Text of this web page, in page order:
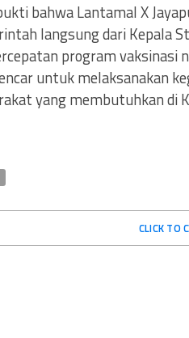
bahwa Lantamal X
langsung dari Kepala
program vaksinasi
untuk melaksanakan
yang membutuhkan di
CLICK TO